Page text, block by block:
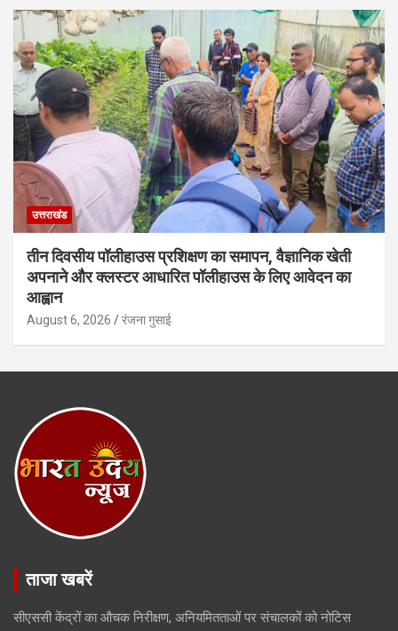
उत्तराखंड
तीन दिवसीय पॉलीहाउस प्रशिक्षण का समापन, वैज्ञानिक खेती
अपनाने और क्लस्टर आधारित पॉलीहाउस के लिए आवेदन का
आह्वान
August 6, 2026 रंजना गुसाई
ताजा खबरें
सीएससी केंद्रों का औचक निरीक्षण, अनियमितताओं पर संचालकों को नोटिस